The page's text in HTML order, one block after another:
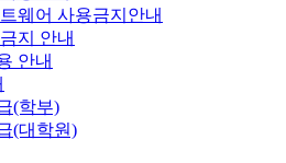
웨어 사용금지안내
지 안내
안내
(학부)
(대학원)